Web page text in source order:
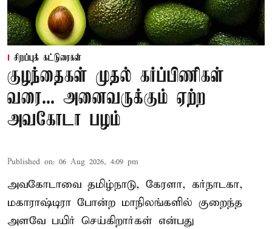
சிறப்புக் கட்டுரைகள்
குழந்தைகள் முதல் கர்ப்பிணிகள்
வரை... அனைவருக்கும் ஏற்ற
அவகோடா பழம்
Published on: 06 Aug 2026, 4:09 pm
அவகோடாவை தமிழ்நாடு, கேரளா, கர்நாடகா,
மகாராஷ்டிரா போன்ற மாநிலங்களில் குறைந்த
அளவே பயிர் செய்கிறார்கள் என்பது